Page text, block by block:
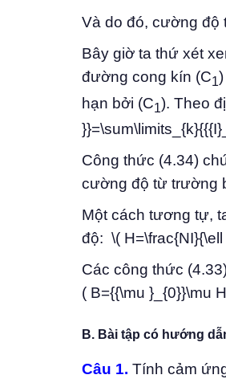
Và do đó, cường
Bây giờ ta thứ xét
đường cong kín (C1
hạn bởi (C1). Theo
Công thức (4.34)
cường độ từ trường
Một cách tương tự,
độ: \(
Các công thức
( B={{\mu }_{0}}\mu
B. Bài tập có hướng
Câu 1. Tính cảm